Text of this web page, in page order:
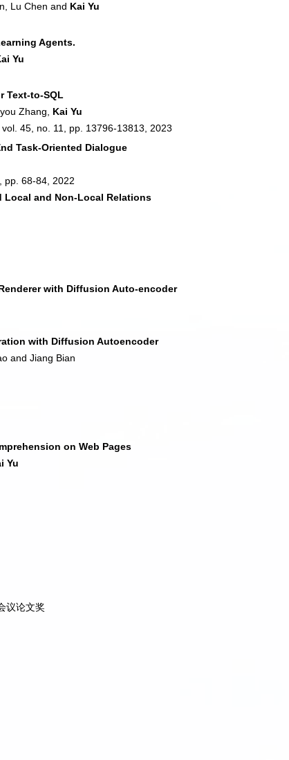
Lu Chen and Kai Yu
Agents.
Yu
Text-to-SQL
Zhang, Kai Yu
45, no. 11, pp. 13796-13813, 2023
Task-Oriented Dialogue
pp. 68-84, 2022
Local and Non-Local Relations
with Diffusion Auto-encoder
with Diffusion Autoencoder
and Jiang Bian
on Web Pages
Yu
议论文奖